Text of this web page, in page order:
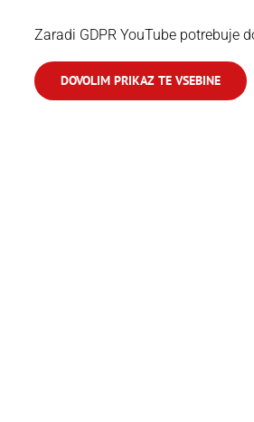
Zaradi GDPR YouTube potrebuje
DOVOLIM PRIKAZ TE VSEBINE